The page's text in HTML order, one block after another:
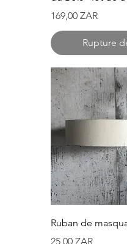
Prix
169,00 ZAR
Rupture
Aperçu
Ruban de
Prix
25,00 ZAR